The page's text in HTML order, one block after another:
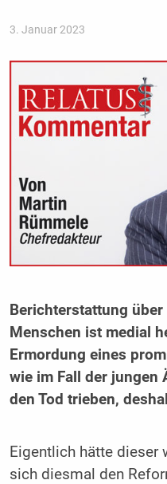
3. Januar 2023
Berichterstattung
Menschen ist medial
Ermordung eines
wie im Fall der jungen
den Tod trieben,
Eigentlich hätte dieser
sich diesmal den